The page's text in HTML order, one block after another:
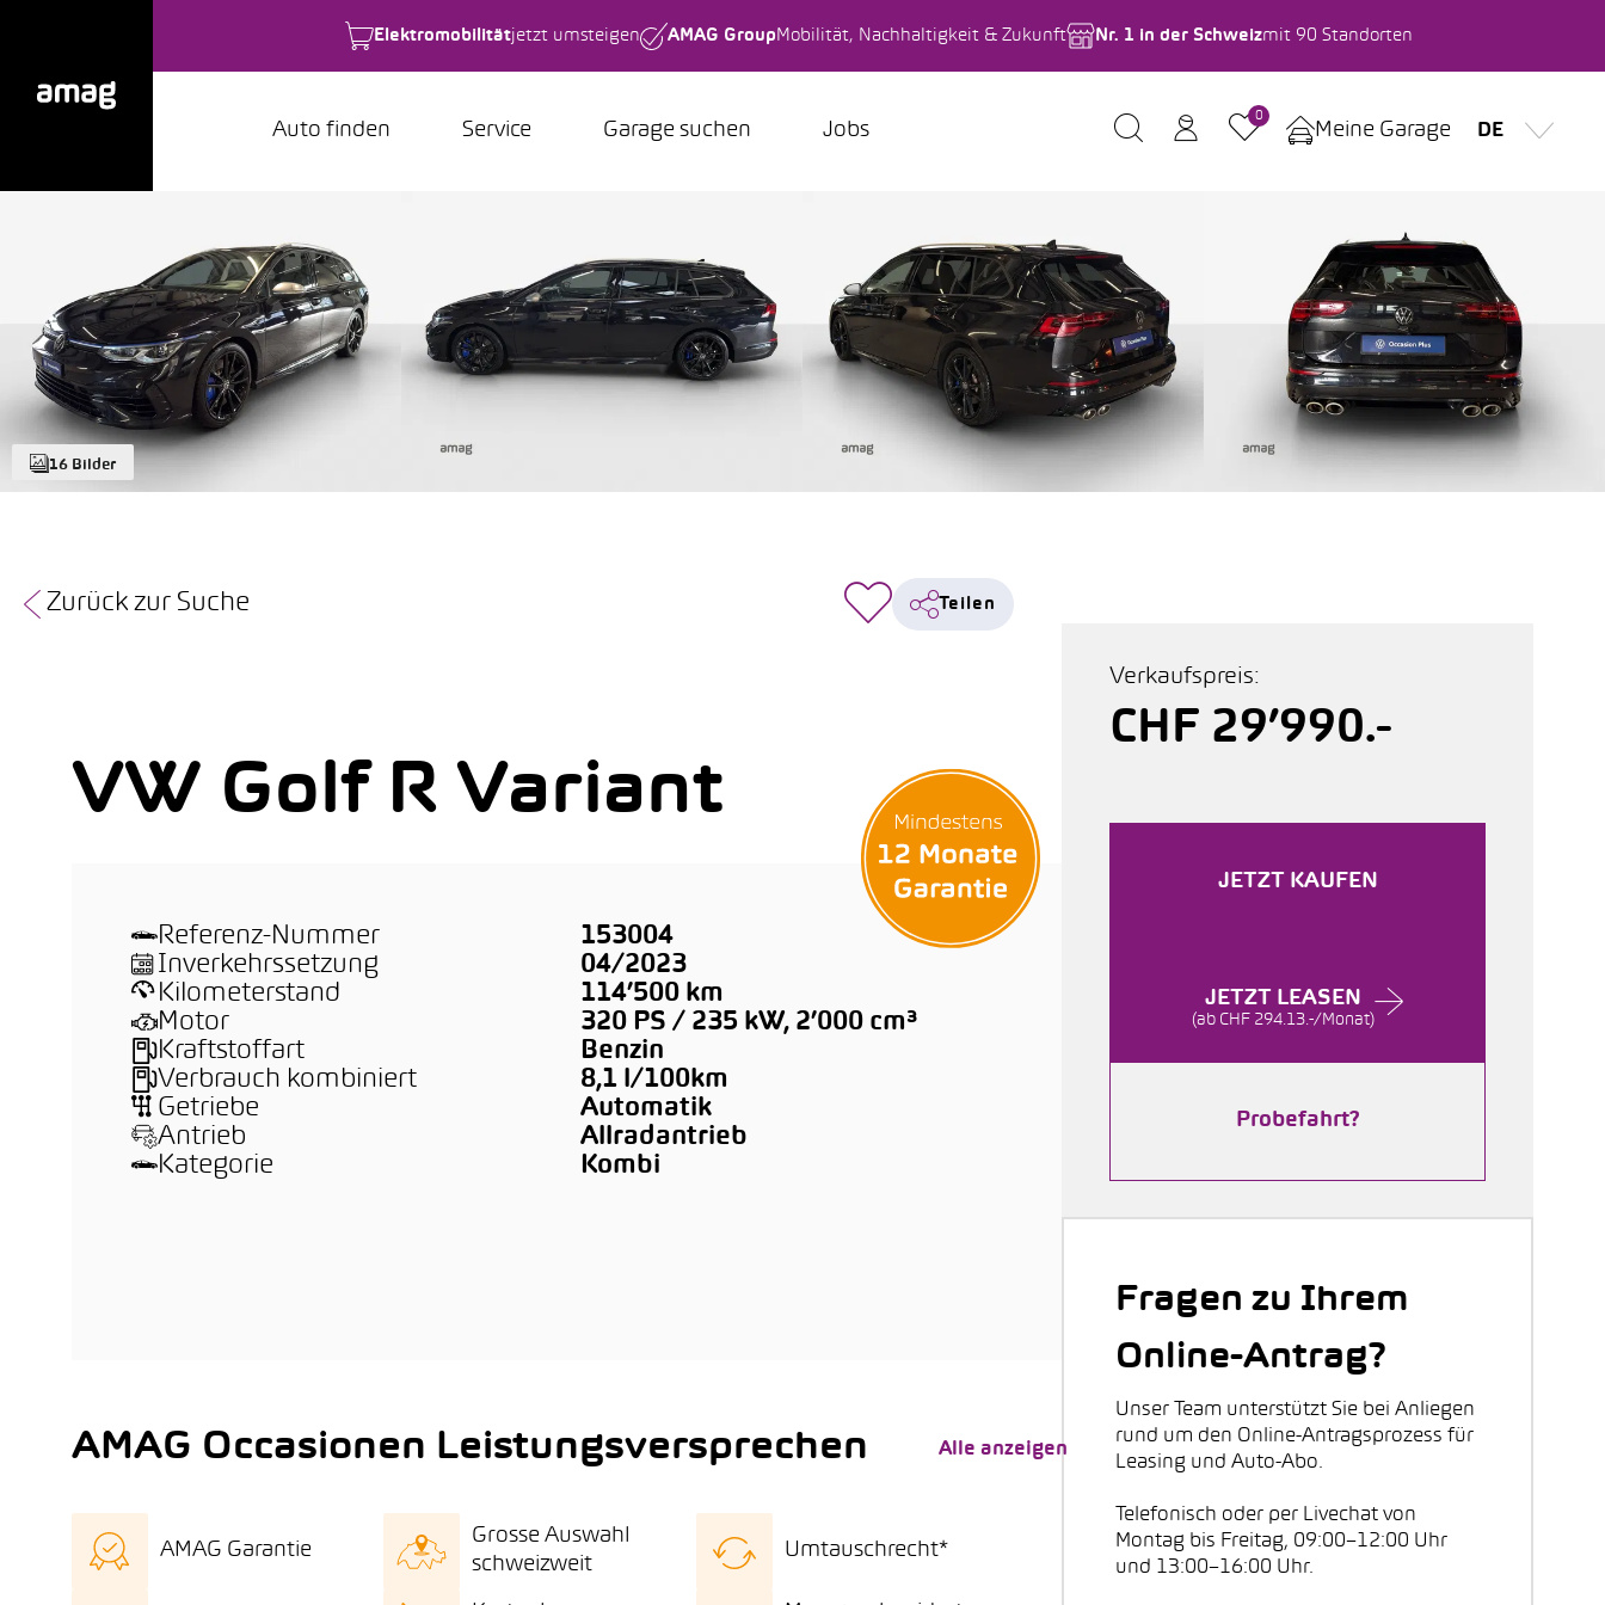
Elektromobilitätjetzt umsteigen AMAG Group Mobilität, Nachhaltigkeit & Zukunft Nr. 1 in der Schweizmit 90 Standorten
Auto finden Service Garage suchen Jobs
0
Meine Garage DE
16 Bilder
Zurück zur Suche Teilen
VW Golf R Variant
Referenz-Nummer
153004
Inverkehrssetzung
04/2023
Kilometerstand
114’500 km
Motor
320 PS / 235 kW, 2’000 cm³
Kraftstoffart
Benzin
Verbrauch kombiniert
8,1 l/100km
Getriebe
Automatik
Antrieb
Allradantrieb
Kategorie
Kombi
AMAG Occasionen Leistungsversprechen Alle anzeigen
AMAG Garantie
Grosse Auswahl
schweizweit
Umtauschrecht*
Verkaufspreis:
CHF 29’990.-
JETZT KAUFEN
JETZT LEASEN
(ab CHF 294.13.-/Monat)
Probefahrt?
Fragen zu Ihrem
Online-Antrag?
Unser Team unterstützt Sie bei Anliegen
rund um den Online-Antragsprozess für
Leasing und Auto-Abo.
Telefonisch oder per Livechat von
Montag bis Freitag, 09:00–12:00 Uhr
und 13:00–16:00 Uhr.